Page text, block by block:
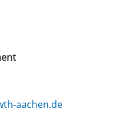
aachen.de